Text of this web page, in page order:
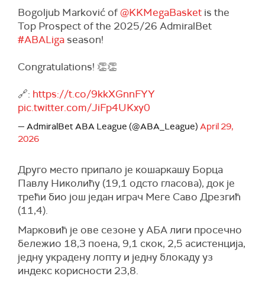
Bogoljub Marković of @KKMegaBasket is the
Top Prospect of the 2025/26 AdmiralBet
#ABALiga season!
Congratulations! 👏👏
🔗: https://t.co/9kkXGnnFYY
pic.twitter.com/JiFp4UKxy0
— AdmiralBet ABA League (@ABA_League) April 29,
2026
Друго место припало је кошаркашу Борца
Павлу Николићу (19,1 одсто гласова), док је
трећи био још један играч Меге Саво Дрезгић
(11,4).
Марковић је ове сезоне у АБА лиги просечно
бележио 18,3 поена, 9,1 скок, 2,5 асистенција,
једну украдену лопту и једну блокаду уз
индекс корисности 23,8.